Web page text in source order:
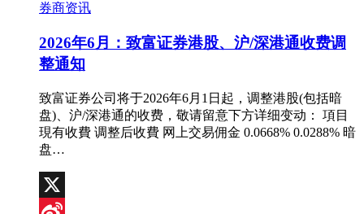
券商资讯
2026年6月：致富证券港股、沪/深港通收费调
整通知
致富证券公司将于2026年6月1日起，调整港股(包括暗
盘)、沪/深港通的收费，敬请留意下方详细变动： 項目
現有收費 调整后收費 网上交易佣金 0.0668% 0.0288% 暗
盘…
X